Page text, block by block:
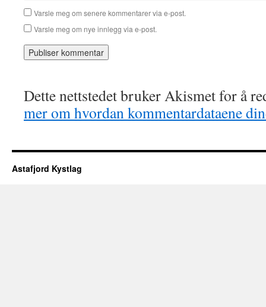
Varsle meg om senere kommentarer via e-post.
Varsle meg om nye innlegg via e-post.
Dette nettstedet bruker Akismet for å
mer om hvordan kommentardataene
Astafjord Kystlag